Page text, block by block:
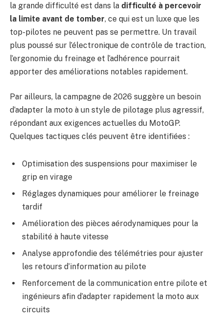
la grande difficulté est dans la difficulté à percevoir
la limite avant de tomber, ce qui est un luxe que les
top-pilotes ne peuvent pas se permettre. Un travail
plus poussé sur l’électronique de contrôle de traction,
l’ergonomie du freinage et l’adhérence pourrait
apporter des améliorations notables rapidement.
Par ailleurs, la campagne de 2026 suggère un besoin
d’adapter la moto à un style de pilotage plus agressif,
répondant aux exigences actuelles du MotoGP.
Quelques tactiques clés peuvent être identifiées :
Optimisation des suspensions pour maximiser le
grip en virage
Réglages dynamiques pour améliorer le freinage
tardif
Amélioration des pièces aérodynamiques pour la
stabilité à haute vitesse
Analyse approfondie des télémétries pour ajuster
les retours d’information au pilote
Renforcement de la communication entre pilote et
ingénieurs afin d’adapter rapidement la moto aux
circuits